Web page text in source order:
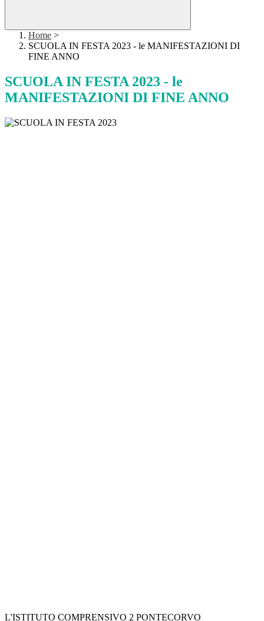
Home >
SCUOLA IN FESTA 2023 - le MANIFESTAZIONI DI
FINE ANNO
SCUOLA IN FESTA 2023 - le
MANIFESTAZIONI DI FINE ANNO
L'ISTITUTO COMPRENSIVO 2 PONTECORVO